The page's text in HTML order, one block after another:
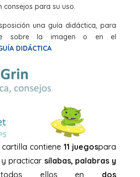
consejos para su uso.
una guía didáctica, para
sobre la imagen o en el
DIDÁCTICA
contiene 11 juegospara
practicar sílabas, palabras y
ellos en dos